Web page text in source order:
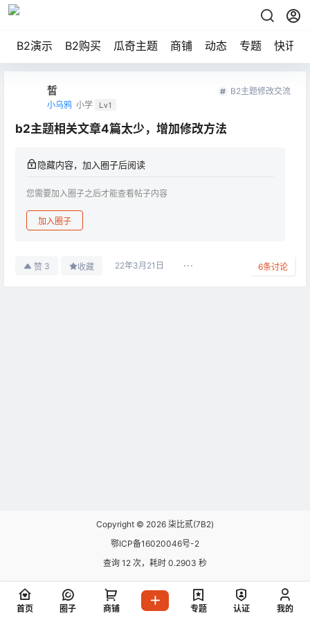
B2演示 B2购买 瓜奇主题 商铺 动态 专题 快讯
皙
小乌鸦 小学 Lv1
B2主题修改交流
b2主题相关文章4篇太少，增加修改方法
隐藏内容，加入圈子后阅读
您需要加入圈子之后才能查看帖子内容
加入圈子
赞 3 收藏 22年3月21日 6条讨论
Copyright © 2026 柒比贰(7B2)
鄂ICP备16020046号-2
查询 12 次，耗时 0.2903 秒
首页 圈子 商铺 专题 认证 我的